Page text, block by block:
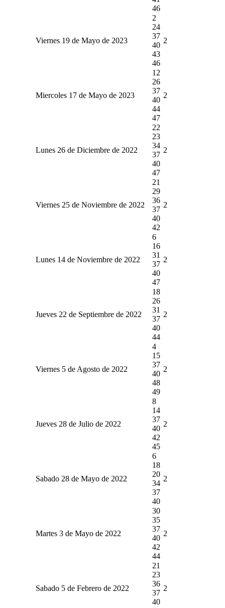
46
Viernes 19 de Mayo de 2023
2
24
37
40
43
46
2
Miercoles 17 de Mayo de 2023
12
26
37
40
44
47
2
Lunes 26 de Diciembre de 2022
22
23
34
37
40
47
2
Viernes 25 de Noviembre de 2022
21
29
36
37
40
42
2
Lunes 14 de Noviembre de 2022
6
16
31
37
40
47
2
Jueves 22 de Septiembre de 2022
18
26
31
37
40
44
2
Viernes 5 de Agosto de 2022
4
15
37
40
48
49
2
Jueves 28 de Julio de 2022
8
14
37
40
42
45
2
Sabado 28 de Mayo de 2022
6
18
20
34
37
40
2
Martes 3 de Mayo de 2022
30
35
37
40
42
44
2
Sabado 5 de Febrero de 2022
21
23
36
37
40
2